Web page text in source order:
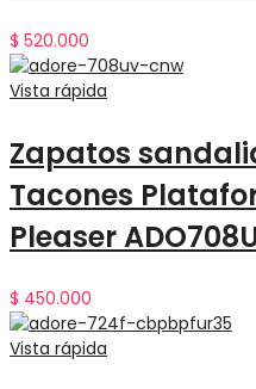
$ 520.000
Vista rápida
Zapatos
Tacones
Pleaser
$ 450.000
Vista rápida